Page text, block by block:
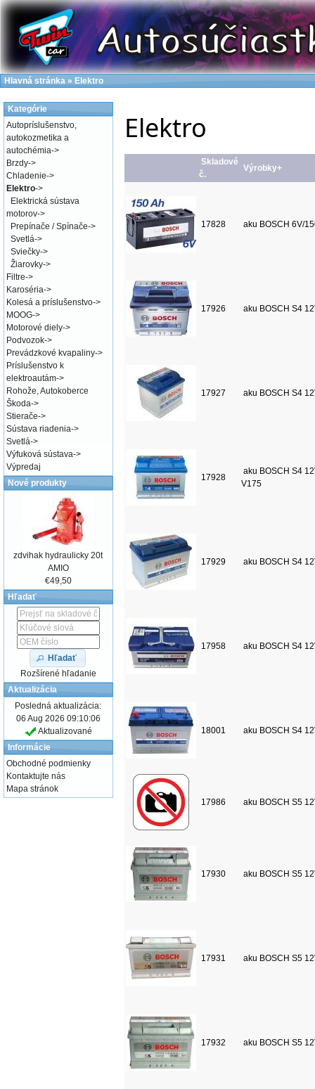
Elektro
Skladové
č.
Výrobky+
17828 aku BOSCH 6V/
17926 aku BOSCH S4
17927 aku BOSCH S4
17928
aku BOSCH S4
V175
17929 aku BOSCH S4
17958 aku BOSCH S4
18001 aku BOSCH S4
17986 aku BOSCH S5
17930 aku BOSCH S5
17931 aku BOSCH S5
17932 aku BOSCH S5
Kategórie
Autopríslušenstvo,
autokozmetika a
autochémia->
Brzdy->
Chladenie->
Elektro->
Elektrická sústava
motorov->
Prepínače / Spínače->
Svetlá->
Sviečky->
Žiarovky->
Filtre->
Karoséria->
Kolesá a príslušenstvo->
MOOG->
Motorové diely->
Podvozok->
Prevádzkové kvapaliny->
Príslušenstvo k
elektroautám->
Rohože, Autokoberce
Škoda->
Stierače->
Sústava riadenia->
Svetlá->
Výfuková sústava->
Výpredaj
Nové produkty
zdvihak hydraulicky 20t
AMIO
€49,50
Hľadať
Hľadať
Rozšírené hľadanie
Aktualizácia
Posledná aktualizácia:
06 Aug 2026 09:10:06
Aktualizované
Informácie
Obchodné podmienky
Kontaktujte nás
Mapa stránok
Hlavná stránka » Elektro